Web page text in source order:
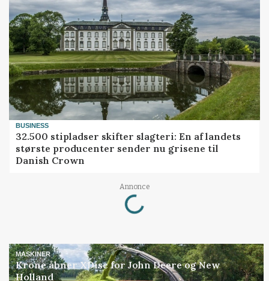
BUSINESS
32.500 stipladser skifter slagteri: En af landets
største producenter sender nu grisene til
Danish Crown
Annonce
Loading...
MASKINER
Krone åbner XDisc for John Deere og New
Holland